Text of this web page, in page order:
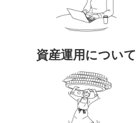
資産運用について